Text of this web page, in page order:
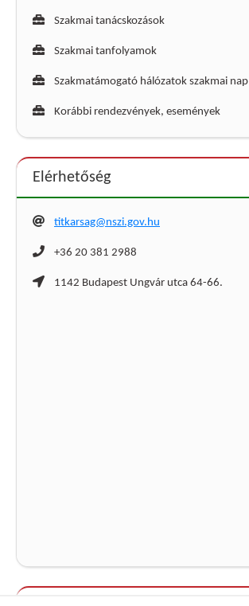
Szakmai tanácskozások
Szakmai tanfolyamok
Szakmatámogató hálózatok szakmai nap
Korábbi rendezvények, események
Elérhetőség
titkarsag@nszi.gov.hu
+36 20 381 2988
1142 Budapest Ungvár utca 64-66.